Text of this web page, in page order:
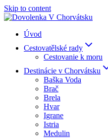
Skip to content
Úvod
Cestovatělské rady
Cestovanie k moru
Destinácie v Chorvátsku
Baška Voda
Brač
Brela
Hvar
Igrane
Istria
Medulin